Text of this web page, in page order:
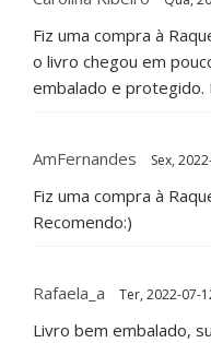
Fiz uma compra à
o livro chegou em
embalado e protegido.
AmFernandes Sex,
Fiz uma compra à
Recomendo:)
Rafaela_a Ter, 2022-07-
Livro bem embalado,